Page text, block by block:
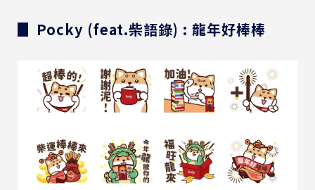
▊ Pocky (feat.柴語錄) : 龍年好棒棒